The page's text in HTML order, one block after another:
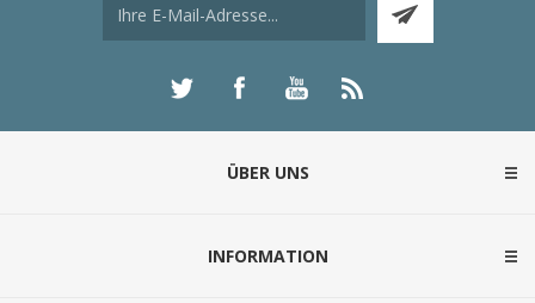
ÜBER UNS
INFORMATION